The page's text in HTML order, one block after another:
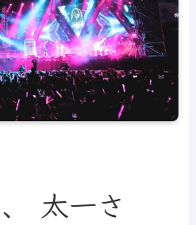
太一さ